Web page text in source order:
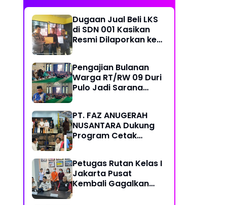
Dugaan Jual Beli LKS
di SDN 001 Kasikan
Resmi Dilaporkan ke
Metroterkini.id Desak
Usut Kasus Ini
Pengajian Bulanan
Warga RT/RW 09 Duri
Pulo Jadi Sarana
Kebersamaan
PT. FAZ ANUGERAH
NUSANTARA Dukung
Program Cetak
Pestisida
Petugas Rutan Kelas I
Jakarta Pusat
Kembali Gagalkan